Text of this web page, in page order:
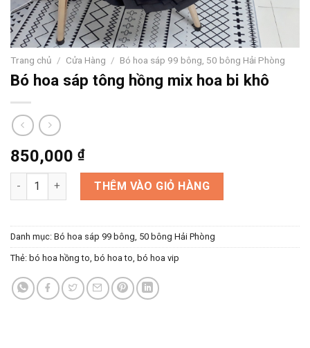
Trang chủ / Cửa Hàng / Bó hoa sáp 99 bông, 50 bông Hải Phòng
Bó hoa sáp tông hồng mix hoa bi khô
850,000 ₫
Bó hoa sáp tông hồng mix hoa bi khô số lượng
THÊM VÀO GIỎ HÀNG
Danh mục: Bó hoa sáp 99 bông, 50 bông Hải Phòng
Thẻ: bó hoa hồng to bó hoa to bó hoa vip